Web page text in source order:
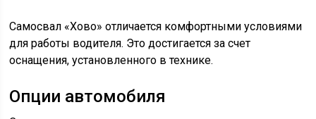
Опрокидывание кабины с помощью
электрического привода.
Эти функции позволяют удобно расположиться для
выполнения работы.